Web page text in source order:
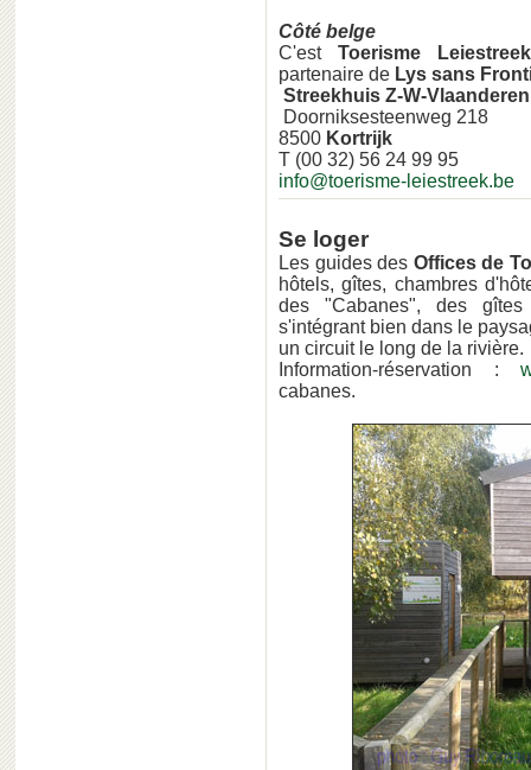
Côté belge
C'est Toerisme Leiestreek
partenaire de Lys sans
Streekhuis Z-W-Vlaanderen
Doorniksesteenweg 218
8500 Kortrijk
T (00 32) 56 24 99 95
info@toerisme-leiestreek.be
Se loger
Les guides des Offices de
hôtels, gîtes, chambres
des "Cabanes", des
s'intégrant bien dans le
un circuit le long de la rivière.
Information-réservation :
cabanes.